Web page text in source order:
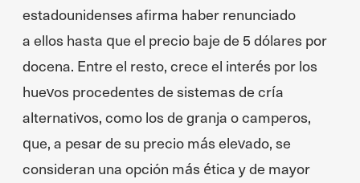
estadounidenses afirma haber renunciado
a ellos hasta que el precio baje de 5 dólares por
docena. Entre el resto, crece el interés por los
huevos procedentes de sistemas de cría
alternativos, como los de granja o camperos,
que, a pesar de su precio más elevado, se
consideran una opción más ética y de mayor